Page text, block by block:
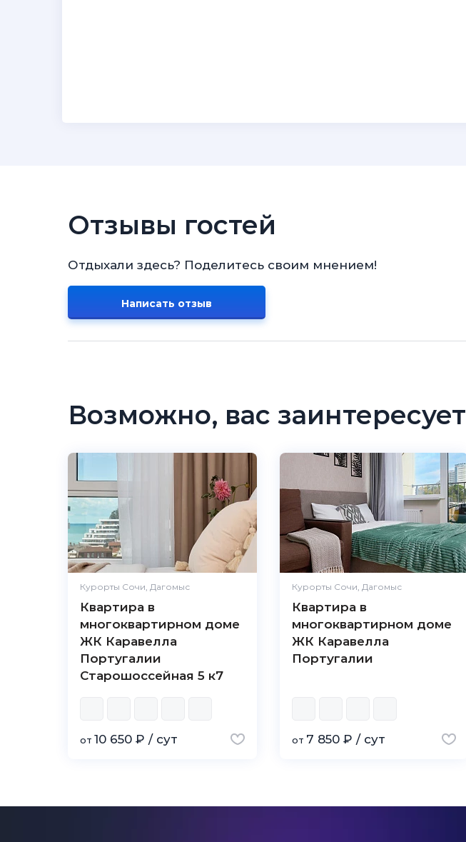
Отзывы гостей
Отдыхали здесь? Поделитесь своим мнением!
Написать отзыв
Возможно, вас заинтересует
Курорты Сочи, Дагомыс
Квартира в
многоквартирном доме
ЖК Каравелла
Португалии
Старошоссейная 5 к7
от 10 650 ₽ / сут
Курорты Сочи, Дагомыс
Квартира в
многоквартирном доме
ЖК Каравелла
Португалии
от 7 850 ₽ / сут